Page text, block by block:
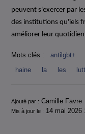
peuvent s'exercer par
des institutions qu'iels
améliorer leur
Mots clés : antilgbt+
haine
la les
Informations
Ajouté par : Camille Favre
Mis à jour le : 14 mai 2026